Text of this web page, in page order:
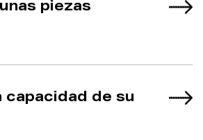
piezas
capacidad de su